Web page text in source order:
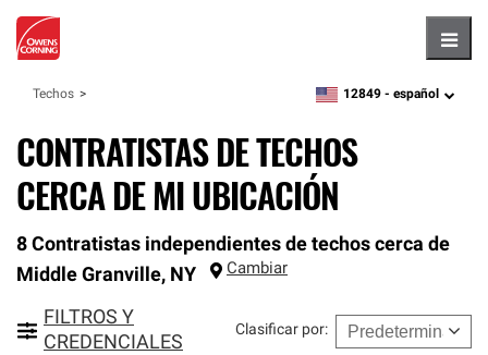
Techos zipcode,language
12849 - español
CONTRATISTAS DE TECHOS
CERCA DE MI UBICACIÓN
8 Contratistas independientes de techos cerca de
Middle Granville, NY Cambiar
FILTROS Y
CREDENCIALES
Clasificar por: